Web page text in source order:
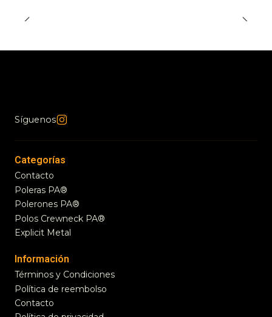
Síguenos
Categorías
Contacto
Poleras PA®
Polerones PA®
Polos Crewneck PA®
Explicit Metal
Información
Términos y Condiciones
Política de reembolso
Contacto